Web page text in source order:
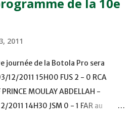
de la 10e
2011
journée de la Botola Pro sera
12/2011 15H00 FUS 2 - 0 RCA
MOULAY ABDELLAH -
2011 14H30 JSM 0 - 1 FAR au